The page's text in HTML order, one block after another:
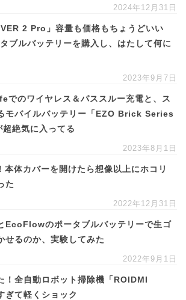
2024年12月31日
2 Pro」容量も価格もちょうどいい
ブルバッテリーを購入し、はたして何に
2023年9月7日
でのワイヤレス＆パススルー充電と、ス
モバイルバッテリー「EZO Brick Series
絶気に入ってる
2023年8月1日
本体カバーを開けたら想像以上にホコリ
た
2022年12月31日
EcoFlowのポータブルバッテリーで生ゴ
せるのか、実験してみた
2022年9月1日
！全自動ロボット掃除機「ROIDMI
ぎて軽くショック